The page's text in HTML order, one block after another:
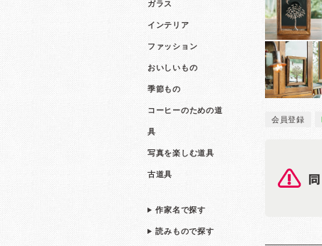
ガラス
インテリア
ファッション
おいしいもの
季節もの
コーヒーのための道
具
写真を楽しむ道具
古道具
作家名で探す
読みもので探す
会員登録